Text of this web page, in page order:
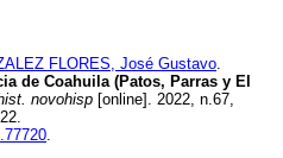
FLORES, José Gustavo.
de Coahuila (Patos, Parras y El
novohisp [online]. 2022, n.67,
.